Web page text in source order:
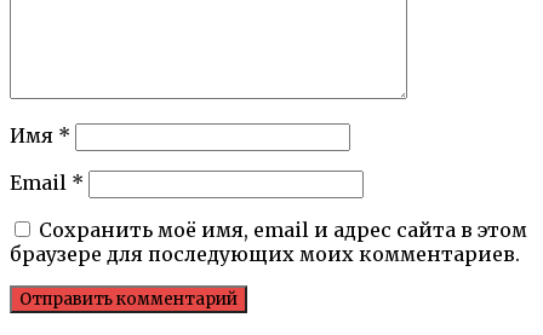
Имя *
Email *
Сохранить моё имя, email и адрес сайта в этом
браузере для последующих моих комментариев.